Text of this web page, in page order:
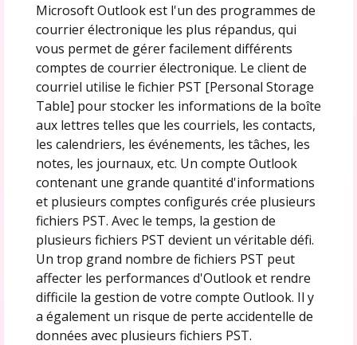
Microsoft Outlook est l'un des programmes de
courrier électronique les plus répandus, qui
vous permet de gérer facilement différents
comptes de courrier électronique. Le client de
courriel utilise le fichier PST [Personal Storage
Table] pour stocker les informations de la boîte
aux lettres telles que les courriels, les contacts,
les calendriers, les événements, les tâches, les
notes, les journaux, etc. Un compte Outlook
contenant une grande quantité d'informations
et plusieurs comptes configurés crée plusieurs
fichiers PST. Avec le temps, la gestion de
plusieurs fichiers PST devient un véritable défi.
Un trop grand nombre de fichiers PST peut
affecter les performances d'Outlook et rendre
difficile la gestion de votre compte Outlook. Il y
a également un risque de perte accidentelle de
données avec plusieurs fichiers PST.